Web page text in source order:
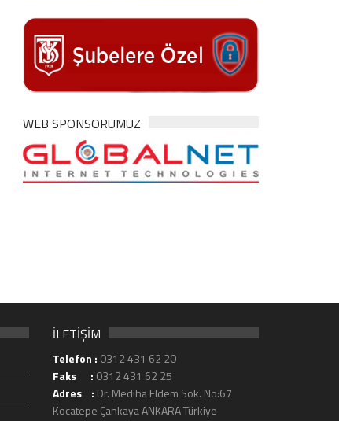
WEB SPONSORUMUZ
İLETİŞİM
Telefon : 0312 431 62 20
Faks : 0312 431 62 25
Adres : Dr. Mediha Eldem Sok. No:67
Kocatepe Çankaya ANKARA Türkiye